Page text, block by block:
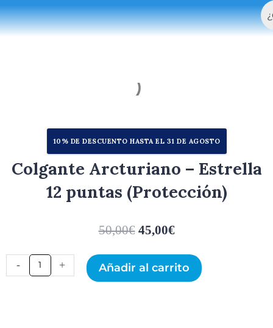
al
contenido
10% DE DESCUENTO HASTA EL 31 DE AGOSTO
Colgante Arcturiano – Estrella
12 puntas (Protección)
50,00€ 45,00€
-
Colgante
Arcturiano
+ Añadir al carrito